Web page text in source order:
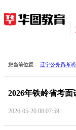
您当前位置： 辽宁公务员考试
2026年铁岭省考
2026-05-20 08:07:59